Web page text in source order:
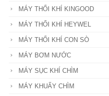
MÁY THỔI KHÍ KINGOOD
MÁY THỔI KHÍ HEYWEL
MÁY THỔI KHÍ CON SÒ
MÁY BƠM NƯỚC
MÁY SỤC KHÍ CHÌM
MÁY KHUẤY CHÌM